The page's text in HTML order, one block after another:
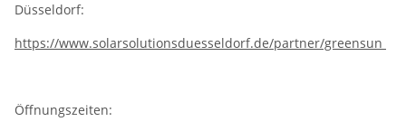
Düsseldorf:
https://www.solarsolutionsduesseldorf.de/partner/greensun
Öffnungszeiten: